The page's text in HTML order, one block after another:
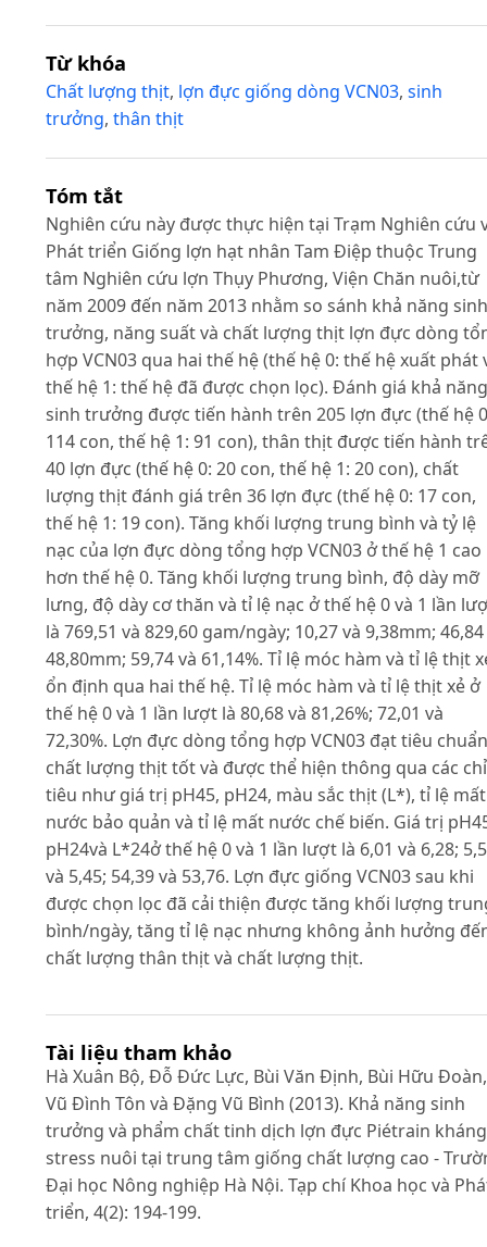
Từ khóa
Chất lượng thịt, lợn đực giống dòng VCN03, sinh
trưởng, thân thịt
Tóm tắt
Nghiên cứu này được thực hiện tại Trạm Nghiên cứu
Phát triển Giống lợn hạt nhân Tam Điệp thuộc Trung
tâm Nghiên cứu lợn Thụy Phương, Viện Chăn nuôi,từ
năm 2009 đến năm 2013 nhằm so sánh khả năng sinh
trưởng, năng suất và chất lượng thịt lợn đực dòng
hợp VCN03 qua hai thế hệ (thế hệ 0: thế hệ xuất phát
thế hệ 1: thế hệ đã được chọn lọc). Đánh giá khả năng
sinh trưởng được tiến hành trên 205 lợn đực (thế hệ
114 con, thế hệ 1: 91 con), thân thịt được tiến hành
40 lợn đực (thế hệ 0: 20 con, thế hệ 1: 20 con), chất
lượng thịt đánh giá trên 36 lợn đực (thế hệ 0: 17 con,
thế hệ 1: 19 con). Tăng khối lượng trung bình và tỷ lệ
nạc của lợn đực dòng tổng hợp VCN03 ở thế hệ 1 cao
hơn thế hệ 0. Tăng khối lượng trung bình, độ dày mỡ
lưng, độ dày cơ thăn và tỉ lệ nạc ở thế hệ 0 và 1 lần
là 769,51 và 829,60 gam/ngày; 10,27 và 9,38mm;
48,80mm; 59,74 và 61,14%. Tỉ lệ móc hàm và tỉ lệ thịt
ổn định qua hai thế hệ. Tỉ lệ móc hàm và tỉ lệ thịt xẻ ở
thế hệ 0 và 1 lần lượt là 80,68 và 81,26%; 72,01 và
72,30%. Lợn đực dòng tổng hợp VCN03 đạt tiêu chuẩn
chất lượng thịt tốt và được thể hiện thông qua các chỉ
tiêu như giá trị pH45, pH24, màu sắc thịt (L*), tỉ lệ mất
nước bảo quản và tỉ lệ mất nước chế biến. Giá trị
pH24và L*24ở thế hệ 0 và 1 lần lượt là 6,01 và 6,28;
và 5,45; 54,39 và 53,76. Lợn đực giống VCN03 sau khi
được chọn lọc đã cải thiện được tăng khối lượng
bình/ngày, tăng tỉ lệ nạc nhưng không ảnh hưởng
chất lượng thân thịt và chất lượng thịt.
Tài liệu tham khảo
Hà Xuân Bộ, Đỗ Đức Lực, Bùi Văn Định, Bùi Hữu Đoàn,
Vũ Đình Tôn và Đặng Vũ Bình (2013). Khả năng sinh
trưởng và phẩm chất tinh dịch lợn đực Piétrain kháng
stress nuôi tại trung tâm giống chất lượng cao -
Đại học Nông nghiệp Hà Nội. Tạp chí Khoa học và
triển, 4(2): 194-199.